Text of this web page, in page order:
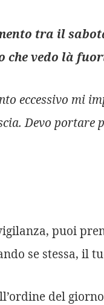
tra il
che vedo là
eccessivo mi
Devo portare
puoi
se stessa, il
del